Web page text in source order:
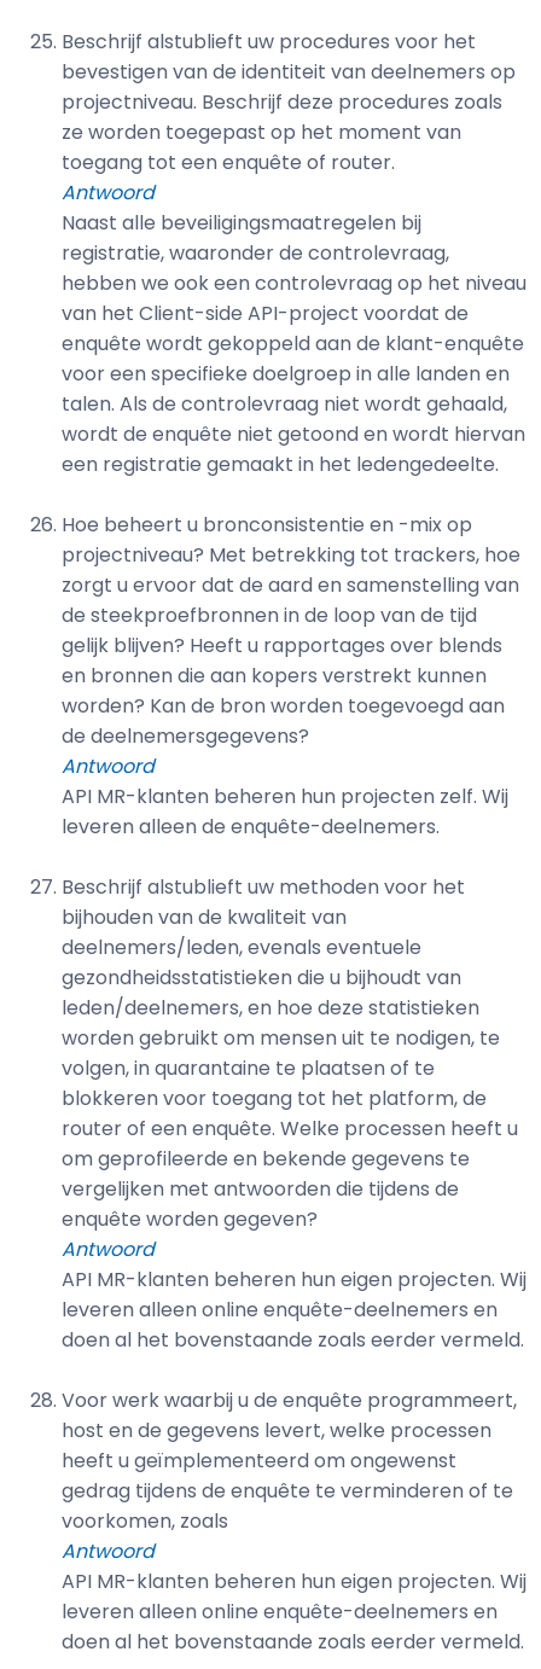
Beschrijf alstublieft uw procedures voor het
bevestigen van de identiteit van deelnemers op
projectniveau. Beschrijf deze procedures zoals
ze worden toegepast op het moment van
toegang tot een enquête of router.
Antwoord
Naast alle beveiligingsmaatregelen bij
registratie, waaronder de controlevraag,
hebben we ook een controlevraag op het niveau
van het Client-side API-project voordat de
enquête wordt gekoppeld aan de klant-enquête
voor een specifieke doelgroep in alle landen en
talen. Als de controlevraag niet wordt gehaald,
wordt de enquête niet getoond en wordt hiervan
een registratie gemaakt in het ledengedeelte.
Hoe beheert u bronconsistentie en -mix op
projectniveau? Met betrekking tot trackers, hoe
zorgt u ervoor dat de aard en samenstelling van
de steekproefbronnen in de loop van de tijd
gelijk blijven? Heeft u rapportages over blends
en bronnen die aan kopers verstrekt kunnen
worden? Kan de bron worden toegevoegd aan
de deelnemersgegevens?
Antwoord
API MR-klanten beheren hun projecten zelf. Wij
leveren alleen de enquête-deelnemers.
Beschrijf alstublieft uw methoden voor het
bijhouden van de kwaliteit van
deelnemers/leden, evenals eventuele
gezondheidsstatistieken die u bijhoudt van
leden/deelnemers, en hoe deze statistieken
worden gebruikt om mensen uit te nodigen, te
volgen, in quarantaine te plaatsen of te
blokkeren voor toegang tot het platform, de
router of een enquête. Welke processen heeft u
om geprofileerde en bekende gegevens te
vergelijken met antwoorden die tijdens de
enquête worden gegeven?
Antwoord
API MR-klanten beheren hun eigen projecten. Wij
leveren alleen online enquête-deelnemers en
doen al het bovenstaande zoals eerder vermeld.
Voor werk waarbij u de enquête programmeert,
host en de gegevens levert, welke processen
heeft u geïmplementeerd om ongewenst
gedrag tijdens de enquête te verminderen of te
voorkomen, zoals
Antwoord
API MR-klanten beheren hun eigen projecten. Wij
leveren alleen online enquête-deelnemers en
doen al het bovenstaande zoals eerder vermeld.